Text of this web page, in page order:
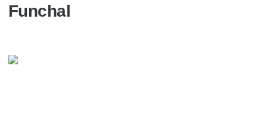
Funchal